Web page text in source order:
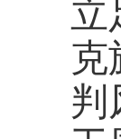
立
克
判